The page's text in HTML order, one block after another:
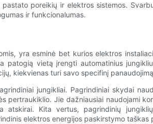
poreikių ir elektros sistemos.
ir funkcionalumas.
yra esminė bet kurios elektros
patogią vietą įrengti automatinius
kiekvienas turi savo specifinį
jungikliai. Pagrindiniai skydai
pertraukiklio. Jie dažniausiai naudojami
atskirai. Kita vertus, pagrindinių
elektros energijos paskirstymo taškas